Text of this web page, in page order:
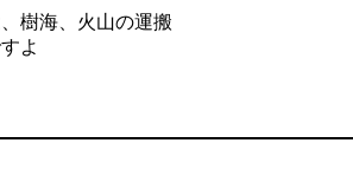
樹海、火山の運搬
よ